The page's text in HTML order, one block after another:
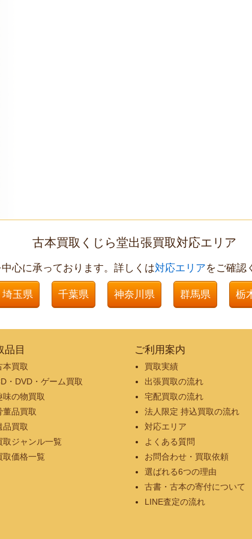
古本買取くじら堂出張買取対応エリア
心に承っております。詳しくは対応エリアをご確認
埼玉県 千葉県 神奈川県 群馬県 栃
品目
本買取
・DVD・ゲーム買取
味の物買取
董品買取
品買取
取ジャンル一覧
取価格一覧
ご利用案内
買取実績
出張買取の流れ
宅配買取の流れ
法人限定 持込買取の流れ
対応エリア
よくある質問
お問合わせ・買取依頼
選ばれる6つの理由
古書・古本の寄付について
LINE査定の流れ